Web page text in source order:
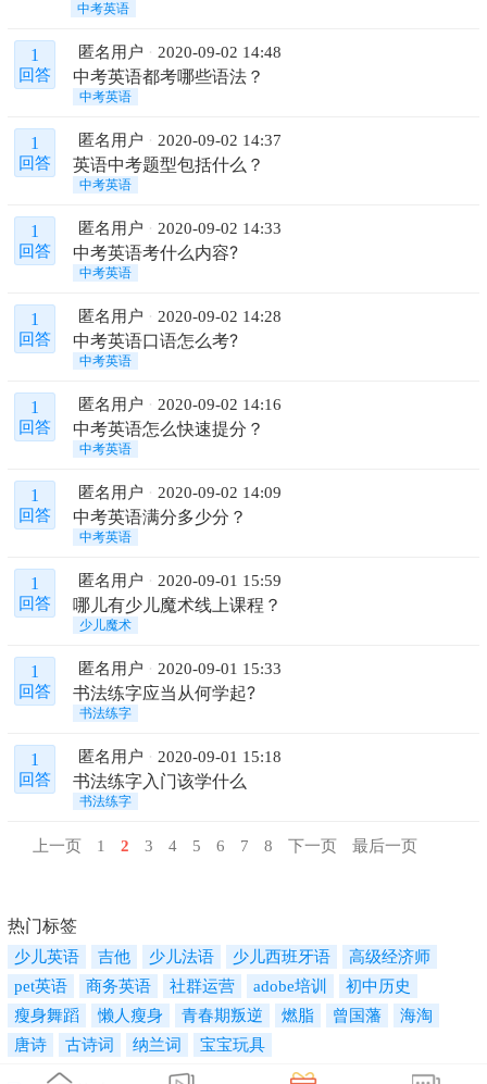
中考英语
1
回答
匿名用户 2020-09-02 14:48
中考英语都考哪些语法？
中考英语
1
回答
匿名用户 2020-09-02 14:37
英语中考题型包括什么？
中考英语
1
回答
匿名用户 2020-09-02 14:33
中考英语考什么内容?
中考英语
1
回答
匿名用户 2020-09-02 14:28
中考英语口语怎么考?
中考英语
1
回答
匿名用户 2020-09-02 14:16
中考英语怎么快速提分？
中考英语
1
回答
匿名用户 2020-09-02 14:09
中考英语满分多少分？
中考英语
1
回答
匿名用户 2020-09-01 15:59
哪儿有少儿魔术线上课程？
少儿魔术
1
回答
匿名用户 2020-09-01 15:33
书法练字应当从何学起?
书法练字
1
回答
匿名用户 2020-09-01 15:18
书法练字入门该学什么
书法练字
上一页 1 2 3 4 5 6 7 8 下一页 最后一页
热门标签
少儿英语 吉他 少儿法语 少儿西班牙语
高级经济师
pet英语
商务英语 社群运营 adobe培训
初中历史
瘦身舞蹈
懒人瘦身 青春期叛逆 燃脂 曾国藩
海淘
唐诗
古诗词 纳兰词 宝宝玩具